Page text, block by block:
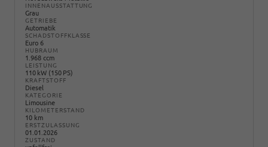
INNENAUSSTATTUNG
Grau
GETRIEBE
Automatik
SCHADSTOFFKLASSE
Euro 6
HUBRAUM
1.968 ccm
LEISTUNG
110 kW (150 PS)
KRAFTSTOFF
Diesel
KATEGORIE
Limousine
KILOMETERSTAND
10 km
ERSTZULASSUNG
01.01.2026
ZUSTAND